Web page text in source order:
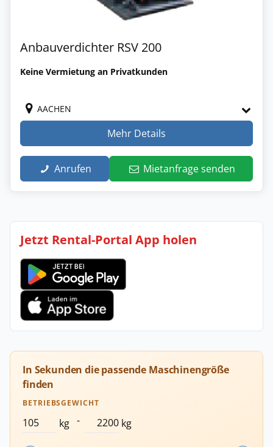
Anbauverdichter RSV 200
Keine Vermietung an Privatkunden
AACHEN
Mehr Details
Anrufen Mietanfrage senden
Jetzt Rental-Portal App holen
In Sekunden die passende Maschinengröße
finden
BETRIEBSGEWICHT
kg - kg